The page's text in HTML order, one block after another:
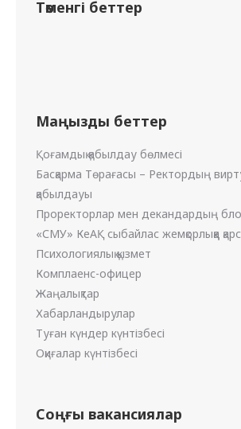
Төменгі беттер
Маңызды беттер
Қоғамдық қабылдау бөлмесі
Басқарма Төрағасы – Ректордың
қабылдауы
Проректорлар мен декандардың
«СМУ» КеАҚ сыбайлас жемқорлыққа
Психологиялық қызмет
Комплаенс-офицер
Жаңалықтар
Хабарландырулар
Туған күндер күнтізбесі
Оқиғалар күнтізбесі
Соңғы вакансиялар